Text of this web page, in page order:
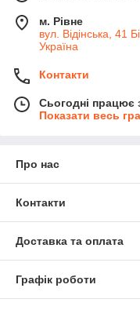
м. Рівне
вул. Відінська, 41
Україна
Контакти
Сьогодні працює
Показати весь
Про нас
Контакти
Доставка та оплата
Графік роботи